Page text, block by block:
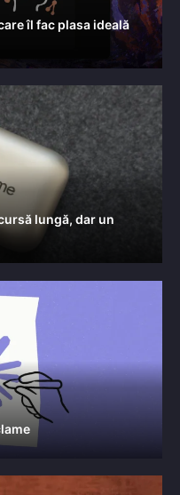
îl fac plasa ideală
lungă, dar un